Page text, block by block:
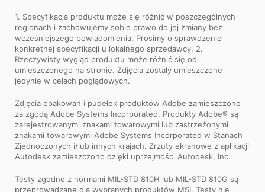
1. Specyfikacja produktu może się różnić w poszczególnych
regionach i zachowujemy sobie prawo do jej zmiany bez
wcześniejszego powiadomienia. Prosimy o sprawdzenie
konkretnej specyfikacji u lokalnego sprzedawcy. 2.
Rzeczywisty wygląd produktu może różnić się od
umieszczonego na stronie. Zdjęcia zostały umieszczone
jedynie w celach poglądowych.
Zdjęcia opakowań i pudełek produktów Adobe zamieszczono
za zgodą Adobe Systems Incorporated. Produkty Adobe® są
zarejestrowanymi znakami towarowymi lub zastrzeżonymi
znakami towarowymi Adobe Systems Incorporated w Stanach
Zjednoczonych i/lub innych krajach. Zrzuty ekranowe z aplikacji
Autodesk zamieszczono dzięki uprzejmości Autodesk, Inc.
Testy zgodne z normami MIL-STD 810H lub MIL-STD 810G są
przeprowadzane dla wybranych produktów MSI. Testy nie